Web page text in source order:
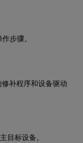
步骤。
补程序和设备驱动
目标设备。